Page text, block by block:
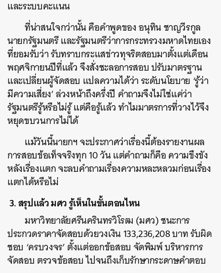
และระบบคะแนน
ที่น่าสนใจกว่านั้น คือคำพูดของ อนุทิน ชาญวีรกูล
นายกรัฐมนตรี และรัฐมนตรีว่าการกระทรวงมหาดไทยเอง
ที่ยอมรับว่า รับทราบกระแสข่าวทุจริตสอบมาตั้งแต่เดือน
พฤศจิกายนปีที่แล้ว จึงสั่งชะลอการสอบ ปรับมาตรฐาน
และเปลี่ยนผู้จัดสอบ แปลความได้ว่า ระดับนโยบาย ‘รู้ว่า
มีความเสี่ยง’ ล่วงหน้าถึงครึ่งปี คำถามจึงไม่ใช่แค่ว่า
รัฐมนตรีรู้หรือไม่รู้ แต่คือรู้แล้ว ทำไมมาตรการที่วางไว้จึง
หยุดขบวนการไม่ได้
แม้วันนี้นายกฯ จะประกาศว่าเรื่องนี้ต้องรายงานผล
การสอบข้อเท็จจริงทุก 10 วัน แต่คำถามก็คือ ความขึงขัง
หลังเรื่องแตก จะลบคำถามเรื่องความหละหลวมก่อนเรื่อง
แตกได้หรือไม่
3. สรุปแล้ว มศว รู้เห็นในขั้นตอนไหน
มหาวิทยาลัยศรีนครินทรวิโรฒ (มศว) ชนะการ
ประกวดราคาจัดสอบด้วยวงเงิน 133,236,208 บาท รับผิด
ชอบ ‘ครบวงจร’ ตั้งแต่ออกข้อสอบ จัดพิมพ์ บริหารการ
จัดสอบ ตรวจข้อสอบ ไปจนถึงเก็บรักษากระดาษคำตอบ